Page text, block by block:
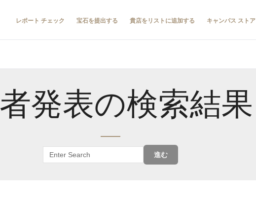
レポート チェック 宝石を提出する 貴店をリストに追加する キャンパス ストア
発表の検索結果
進む